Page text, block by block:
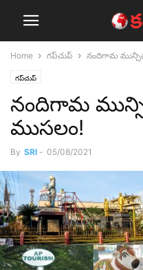
Home గ‌ప్‌చుప్ నందిగామ
గ‌ప్‌చుప్
నందిగామ
ముస‌లం!
By SRI - 05/08/2021